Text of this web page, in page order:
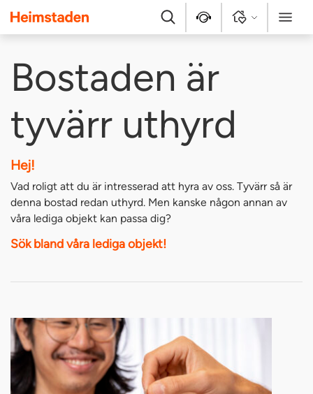
Heimstaden
Sök Kontakt Logga in Meny
Bostaden är
tyvärr uthyrd
Hej!
Vad roligt att du är intresserad att hyra av oss. Tyvärr så är
denna bostad redan uthyrd. Men kanske någon annan av
våra lediga objekt kan passa dig?
Sök bland våra lediga objekt!